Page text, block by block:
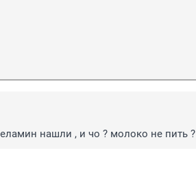
нашли , и чо ? молоко не пить ?